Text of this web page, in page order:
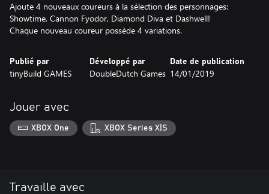
Ajoute 4 nouveaux coureurs à la sélection des personnages:
Showtime, Cannon Fyodor, Diamond Diva et Dashwell!
Chaque nouveau coureur possède 4 variations.
Publié par
tinyBuild GAMES
Développé par
DoubleDutch Games
Date de publication
14/01/2019
Jouer avec
XBOX One XBOX Series X|S
Travaille avec